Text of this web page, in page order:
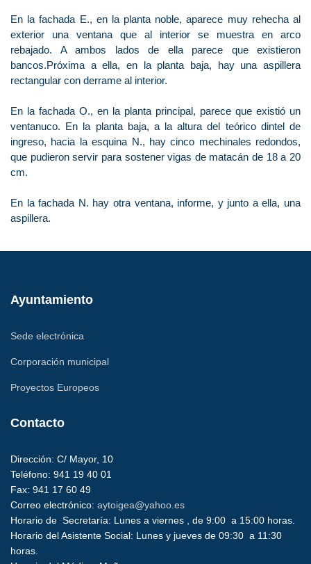
En la fachada E., en la planta noble, aparece muy rehecha al
exterior una ventana que al interior se muestra en arco
rebajado. A ambos lados de ella parece que existieron
bancos.Próxima a ella, en la planta baja, hay una aspillera
rectangular con derrame al interior.
En la fachada O., en la planta principal, parece que existió un
ventanuco. En la planta baja, a la altura del teórico dintel de
ingreso, hacia la esquina N., hay cinco mechinales redondos,
que pudieron servir para sostener vigas de matacán de 18 a 20
cm.
En la fachada N. hay otra ventana, informe, y junto a ella, una
aspillera.
Ayuntamiento
Sede electrónica
Corporación municipal
Proyectos Europeos
Contacto
Dirección: C/ Mayor, 10
Teléfono: 941 19 40 01
Fax: 941 17 60 49
Correo electrónico: aytoigea@yahoo.es
Horario de Secretaría: Lunes a viernes , de 9:00 a 15:00 horas.
Horario del Asistente Social: Lunes y jueves de 09:30 a 11:30
horas.